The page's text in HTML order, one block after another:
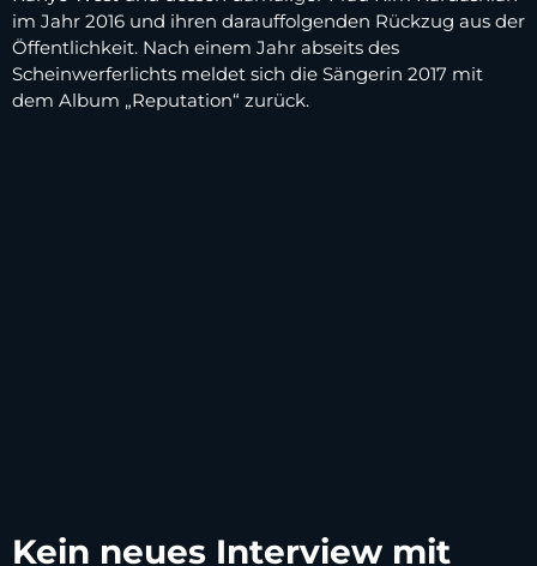
im Jahr 2016 und ihren darauffolgenden Rückzug aus der
Öffentlichkeit. Nach einem Jahr abseits des
Scheinwerferlichts meldet sich die Sängerin 2017 mit
dem Album „Reputation“ zurück.
Kein neues Interview mit